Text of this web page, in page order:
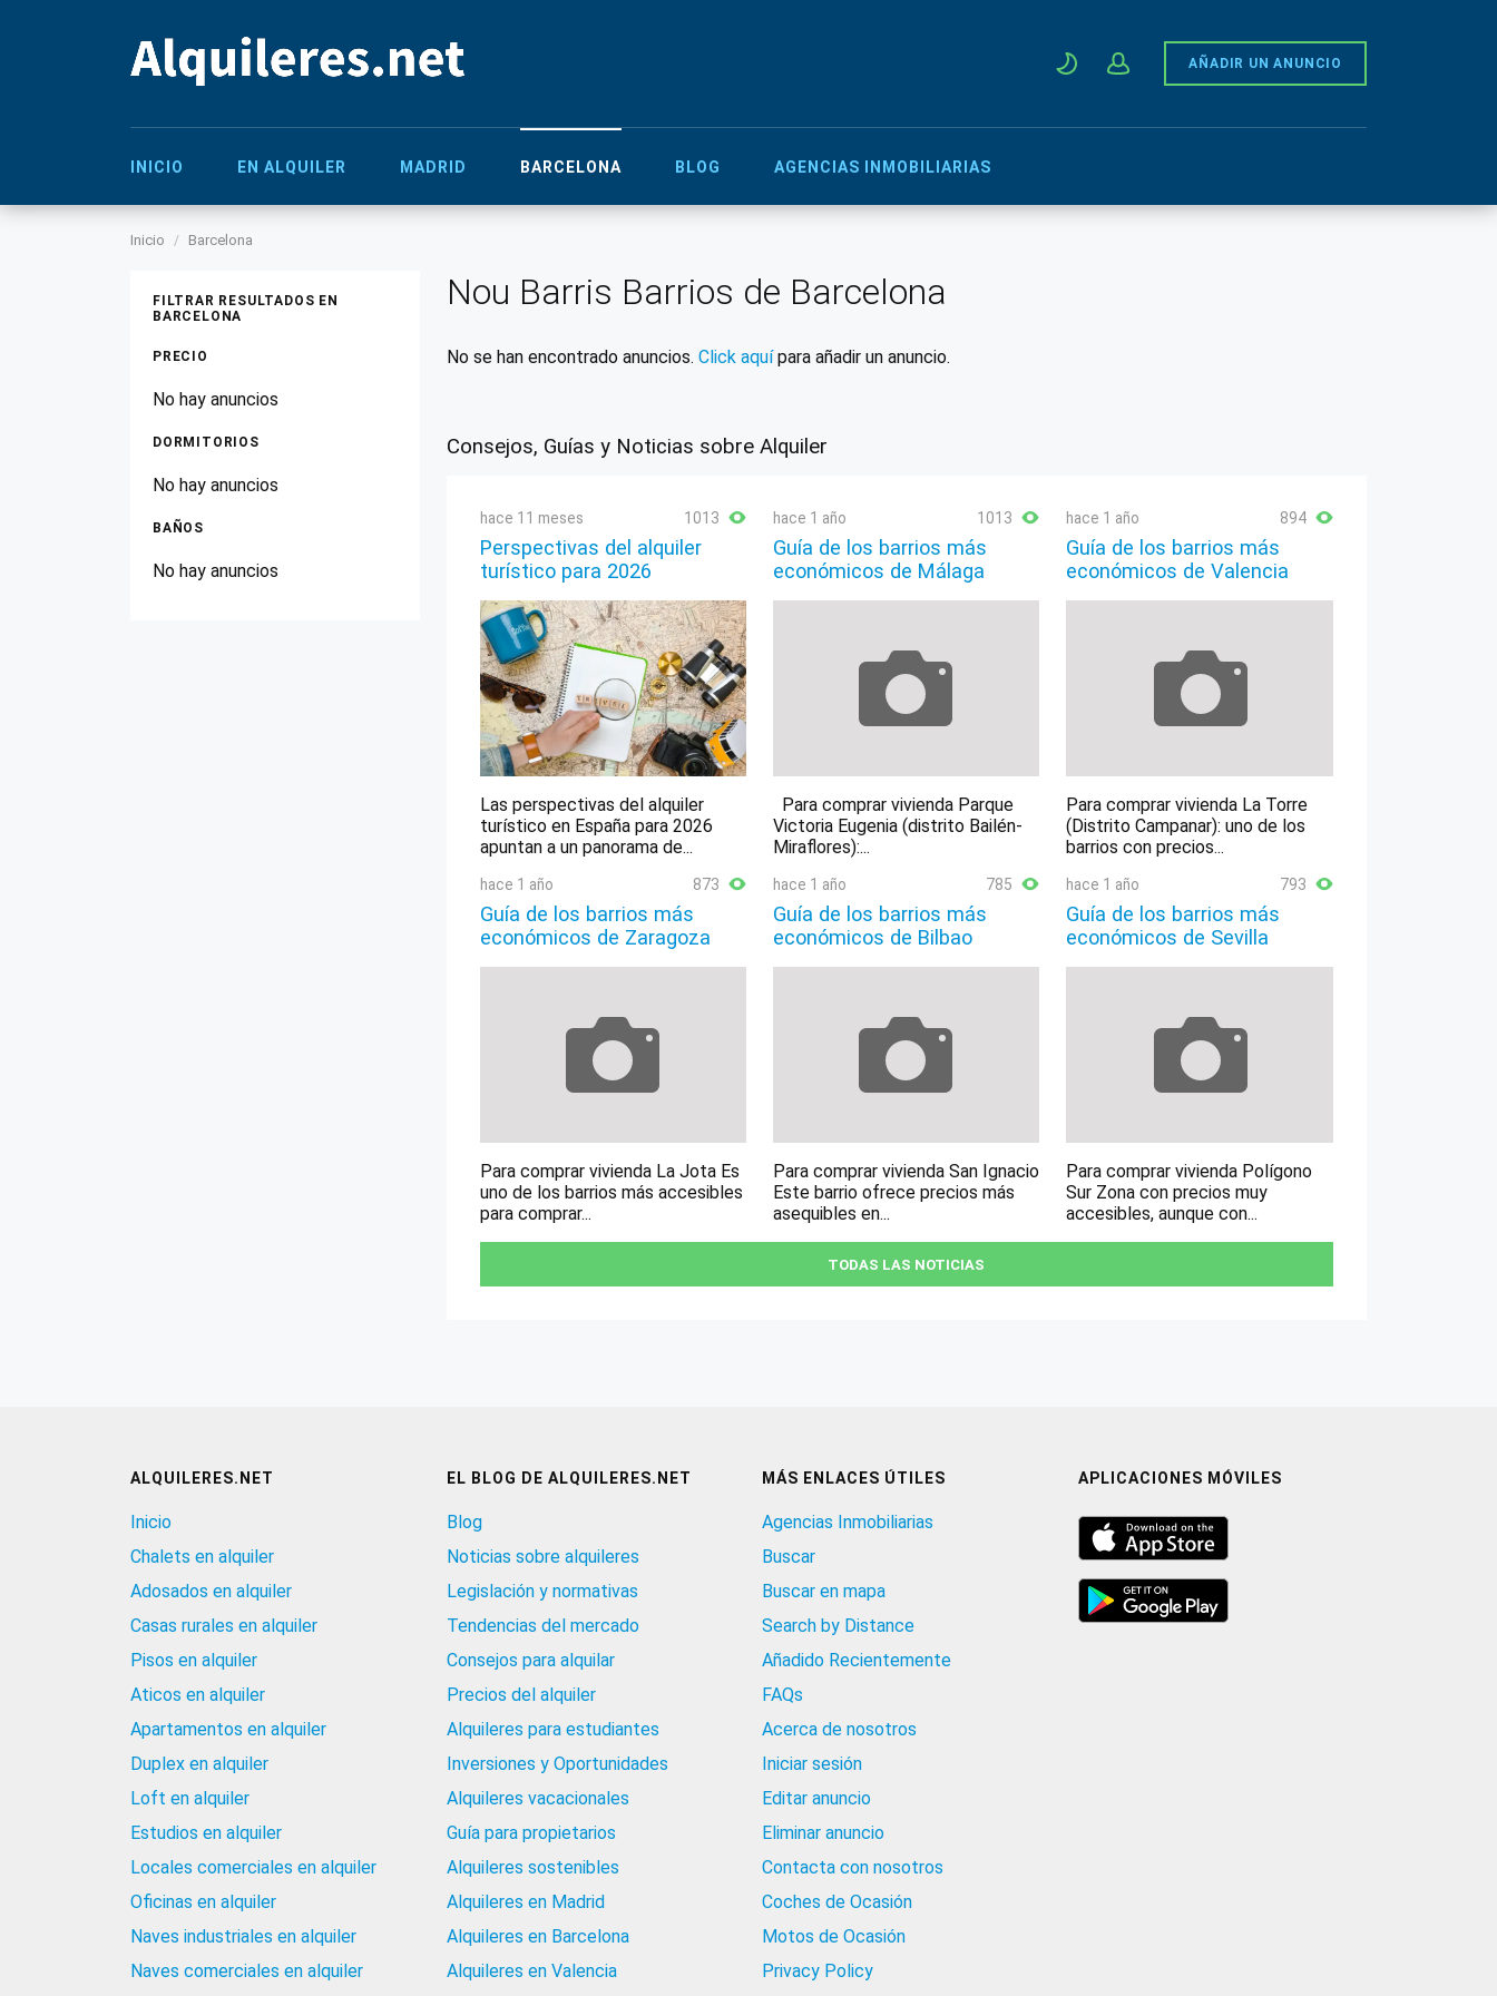
AÑADIR UN ANUNCIO
INICIO EN ALQUILER MADRID BARCELONA BLOG AGENCIAS INMOBILIARIAS
Inicio Barcelona
FILTRAR RESULTADOS EN
BARCELONA
PRECIO
No hay anuncios
DORMITORIOS
No hay anuncios
BAÑOS
No hay anuncios
Nou Barris Barrios de Barcelona
No se han encontrado anuncios. Click aquípara añadir un anuncio.
Consejos, Guías y Noticias sobre Alquiler
hace 11 meses 1013
Perspectivas del alquiler
turístico para 2026
Las perspectivas del alquiler
turístico en España para 2026
apuntan a un panorama de...
hace 1 año 1013
Guía de los barrios más
económicos de Málaga
Para comprar vivienda Parque
Victoria Eugenia (distrito Bailén-
Miraflores):...
hace 1 año 894
Guía de los barrios más
económicos de Valencia
Para comprar vivienda La Torre
(Distrito Campanar): uno de los
barrios con precios...
hace 1 año 873
Guía de los barrios más
económicos de Zaragoza
Para comprar vivienda La Jota Es
uno de los barrios más accesibles
para comprar...
hace 1 año 785
Guía de los barrios más
económicos de Bilbao
Para comprar vivienda San Ignacio
Este barrio ofrece precios más
asequibles en...
hace 1 año 793
Guía de los barrios más
económicos de Sevilla
Para comprar vivienda Polígono
Sur Zona con precios muy
accesibles, aunque con...
TODAS LAS NOTICIAS
ALQUILERES.NET
Inicio
Chalets en alquiler
Adosados en alquiler
Casas rurales en alquiler
Pisos en alquiler
Aticos en alquiler
Apartamentos en alquiler
Duplex en alquiler
Loft en alquiler
Estudios en alquiler
Locales comerciales en alquiler
Oficinas en alquiler
Naves industriales en alquiler
Naves comerciales en alquiler
EL BLOG DE ALQUILERES.NET
Blog
Noticias sobre alquileres
Legislación y normativas
Tendencias del mercado
Consejos para alquilar
Precios del alquiler
Alquileres para estudiantes
Inversiones y Oportunidades
Alquileres vacacionales
Guía para propietarios
Alquileres sostenibles
Alquileres en Madrid
Alquileres en Barcelona
Alquileres en Valencia
MÁS ENLACES ÚTILES
Agencias Inmobiliarias
Buscar
Buscar en mapa
Search by Distance
Añadido Recientemente
FAQs
Acerca de nosotros
Iniciar sesión
Editar anuncio
Eliminar anuncio
Contacta con nosotros
Coches de Ocasión
Motos de Ocasión
Privacy Policy
APLICACIONES MÓVILES